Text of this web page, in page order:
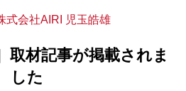
取材記事が掲載されま
した